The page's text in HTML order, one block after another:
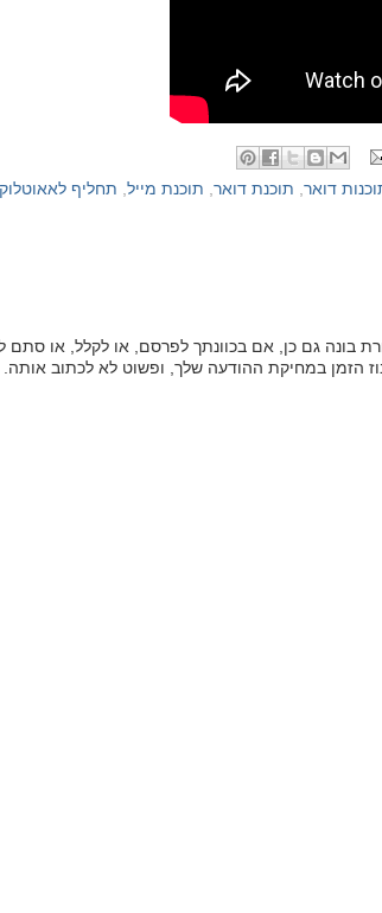
דואר תוכנת דואר תוכנת מייל תחליף לאאוטלוק
בונה גם כן, אם בכוונתך לפרסם, או לקלל, או סתם
הזמן במחיקת ההודעה שלך, ופשוט לא לכתוב אותה.